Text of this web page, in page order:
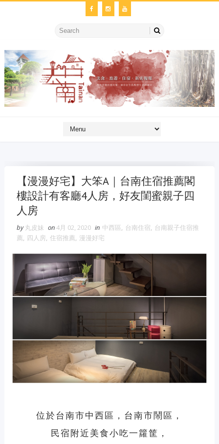
【漫漫好宅】大笨A｜台南住宿推薦閣
樓設計有客廳4人房，好友閨蜜親子四
人房
by 丸皮妹 on4月 02, 2020 in 中西區, 台南住宿, 台南親子住宿推
薦, 四人房, 住宿推薦, 漫漫好宅
位於台南市中西區，台南市鬧區，
民宿附近美食小吃一籮筐，